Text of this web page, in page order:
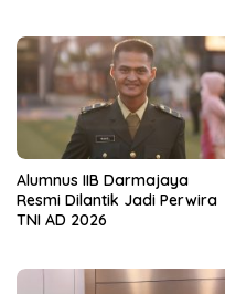
Alumnus IIB Darmajaya
Resmi Dilantik Jadi Perwira
TNI AD 2026